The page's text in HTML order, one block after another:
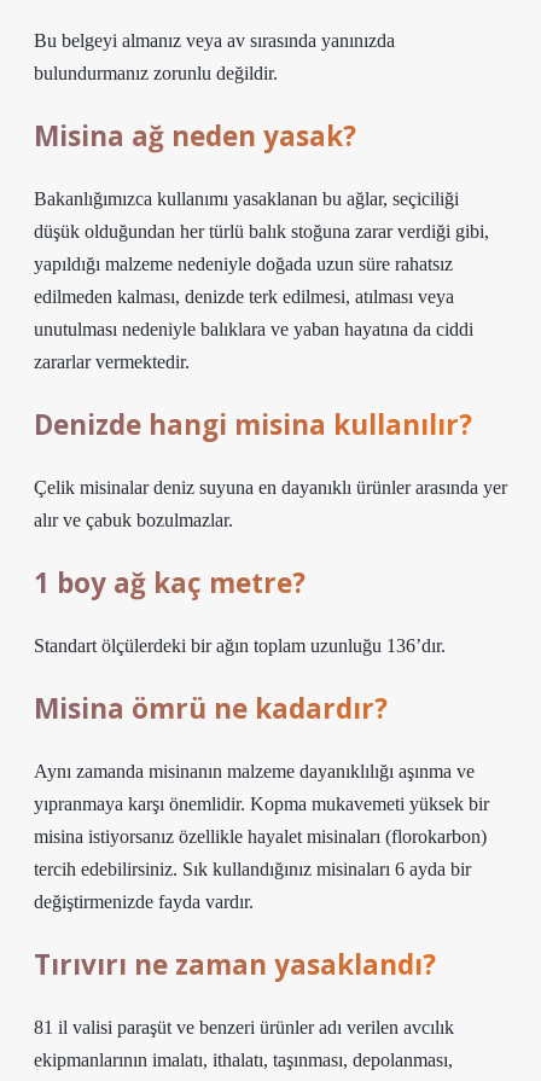
Bu belgeyi almanız veya av sırasında yanınızda
bulundurmanız zorunlu değildir.
Misina ağ neden yasak?
Bakanlığımızca kullanımı yasaklanan bu ağlar, seçiciliği
düşük olduğundan her türlü balık stoğuna zarar verdiği gibi,
yapıldığı malzeme nedeniyle doğada uzun süre rahatsız
edilmeden kalması, denizde terk edilmesi, atılması veya
unutulması nedeniyle balıklara ve yaban hayatına da ciddi
zararlar vermektedir.
Denizde hangi misina kullanılır?
Çelik misinalar deniz suyuna en dayanıklı ürünler arasında yer
alır ve çabuk bozulmazlar.
1 boy ağ kaç metre?
Standart ölçülerdeki bir ağın toplam uzunluğu 136’dır.
Misina ömrü ne kadardır?
Aynı zamanda misinanın malzeme dayanıklılığı aşınma ve
yıpranmaya karşı önemlidir. Kopma mukavemeti yüksek bir
misina istiyorsanız özellikle hayalet misinaları (florokarbon)
tercih edebilirsiniz. Sık kullandığınız misinaları 6 ayda bir
değiştirmenizde fayda vardır.
Tırıvırı ne zaman yasaklandı?
81 il valisi paraşüt ve benzeri ürünler adı verilen avcılık
ekipmanlarının imalatı, ithalatı, taşınması, depolanması,